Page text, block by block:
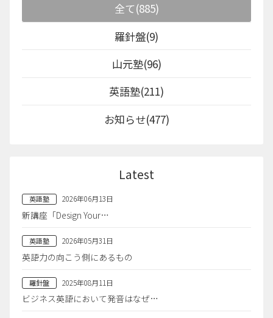
全て(885)
羅針盤(9)
山元塾(96)
英語塾(211)
お知らせ(477)
Latest
英語塾 2026年06月13日
新講座「Design Your…
英語塾 2026年05月31日
英語力の向こう側にあるもの
羅針盤 2025年08月11日
ビジネス英語において発音はなぜ…